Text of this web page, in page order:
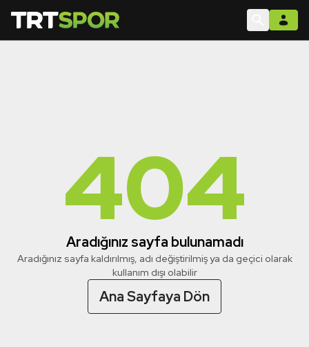
404
Aradığınız sayfa bulunamadı
Aradığınız sayfa kaldırılmış, adı değiştirilmiş ya da geçici olarak
kullanım dışı olabilir
Ana Sayfaya Dön